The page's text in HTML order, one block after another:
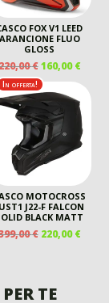
€.
FOX V1 LEED
ARANCIONE FLUO
GLOSS
€ IL
PREZZO
ORIGINALE
ERA:
220,00 €.
160,00€IL
È:
In offerta!
MOTOCROSS
J22-F FALCON
BLACK MATT
€ IL
399,00 €.
220,00€IL
TE